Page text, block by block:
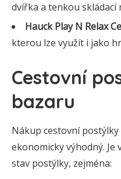
dvířka a tenkou skládací
Hauck Play N Relax
kterou lze využít i jako
Cestovní
bazaru
Nákup cestovní
ekonomicky výhodný.
stav postýlky, zejména: